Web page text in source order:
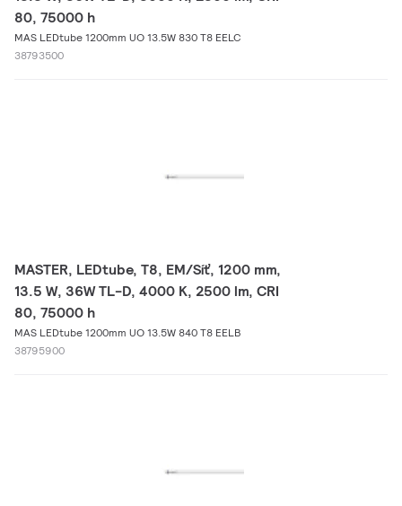
80, 75000 h
MAS LEDtube 1200mm UO 13.5W 830 T8 EELC
38793500
MASTER, LEDtube, T8, EM/Síť, 1200 mm,
13.5 W, 36W TL-D, 4000 K, 2500 lm, CRI
80, 75000 h
MAS LEDtube 1200mm UO 13.5W 840 T8 EELB
38795900